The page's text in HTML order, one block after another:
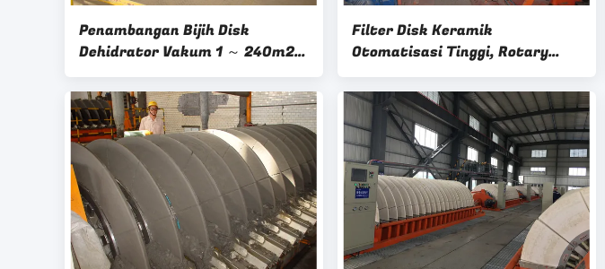
Penambangan Bijih Disk
Dehidrator Vakum 1 ～ 240m2
Area Filtrasi Hemat Energi
Filter Disk Keramik
Otomatisasi Tinggi, Rotary
Disk Filter HTG 21 m2 Vakum
Tinggi